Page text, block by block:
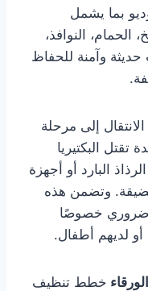
بما يشمل
الحمام، النوافذ،
حديثة وآمنة للحفاظ
إلى مرحلة
تقتل البكتيريا
البارد أو أجهزة
وتضمن هذه
ضروري خصوصًا
لديهم أطفال.
خطط تنظيف